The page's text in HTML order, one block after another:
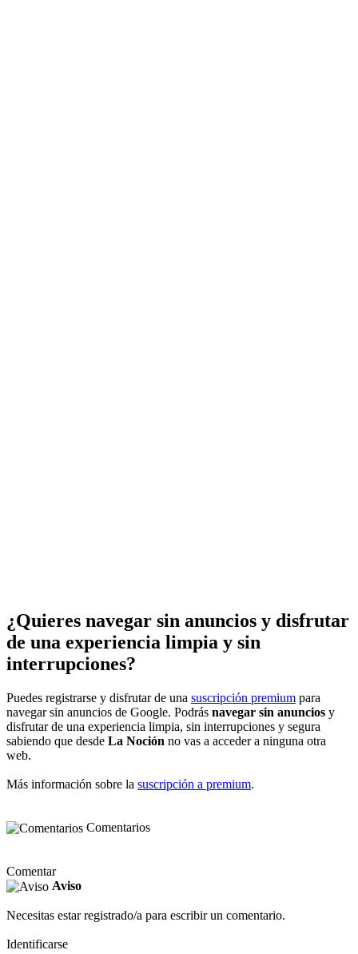
¿Quieres navegar sin anuncios y disfrutar
de una experiencia limpia y sin
interrupciones?
Puedes registrarse y disfrutar de una suscripción premium para
navegar sin anuncios de Google. Podrás navegar sin anuncios y
disfrutar de una experiencia limpia, sin interrupciones y segura
sabiendo que desde La Noción no vas a acceder a ninguna otra
web.
Más información sobre la suscripción a premium.
Comentarios
Comentar
Aviso
Necesitas estar registrado/a para escribir un comentario.
Identificarse